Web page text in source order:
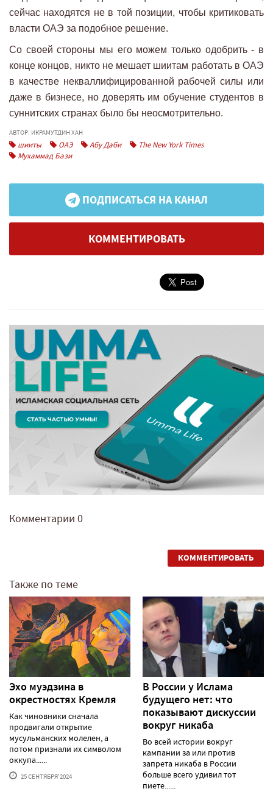
сейчас находятся не в той позиции, чтобы критиковать
власти ОАЭ за подобное решение.
Со своей стороны мы его можем только одобрить - в
конце концов, никто не мешает шиитам работать в ОАЭ
в качестве некваллифицированной рабочей силы или
даже в бизнесе, но доверять им обучение студентов в
суннитских странах было бы неосмотрительно.
АВТОР: ИКРАМУТДИН ХАН
шииты ОАЭ Абу Даби
The New York Times
Мухаммад Бази
ПОДПИСАТЬСЯ НА КАНАЛ
КОММЕНТИРОВАТЬ
Комментарии 0
КОММЕНТИРОВАТЬ
Также по теме
Эхо муэдзина в
окрестностях Кремля
Как чиновники сначала
продвигали открытие
мусульманских молелен, а
потом признали их символом
оккупа......
25 СЕНТЯБРЯ'2024
В России у Ислама
будущего нет: что
показывают дискуссии
вокруг никаба
Во всей истории вокруг
кампании за или против
запрета никаба в России
больше всего удивил тот
пиете......